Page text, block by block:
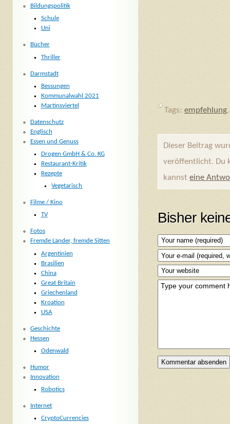
Tags: empfehlung
Dieser Beitrag
veröffentlicht. Du
kannsteine
Bisher
Bildungspolitik
Schule
Uni
Bücher
Thriller
Darmstadt
Bessungen
Kommunalwahl 2021
Martinsviertel
Datenschutz
Englisch
Essen und Genuss
Drogen GmbH & Co. KG
Restaurant-Kritik
Rezepte
Vegetarisch
Filme / Kino
TV
Fotos
Fremde Länder, fremde Sitten
Argentinien
Brasilien
China
Great Britain
Griechenland
Kroation
USA
Geschichte
Hessen
Odenwald
Humor
Innovation
Robotics
Internet
CryptoCurrencies